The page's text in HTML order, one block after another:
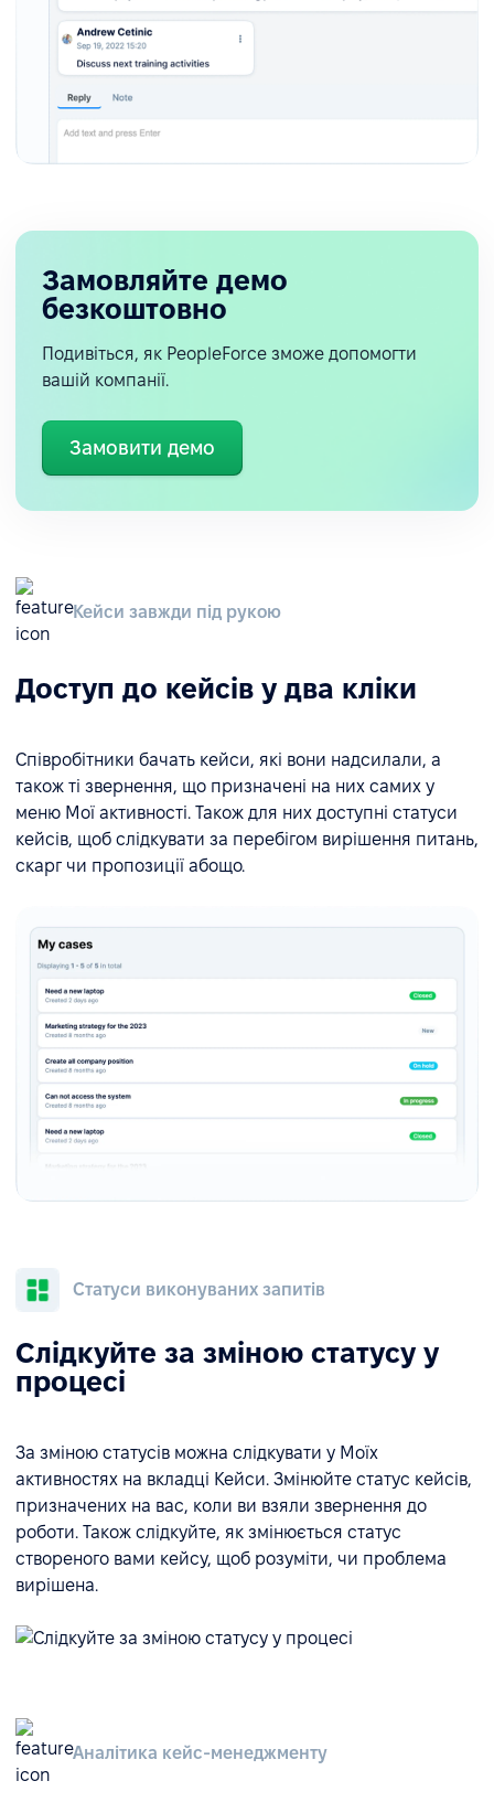
Замовляйте демо
безкоштовно
Подивіться, як PeopleForce зможе допомогти
вашій компанії.
Замовити демо
Кейси завжди під рукою
Доступ до кейсів у два кліки
Співробітники бачать кейси, які вони надсилали, а
також ті звернення, що призначені на них самих у
меню Мої активності. Також для них доступні статуси
кейсів, щоб слідкувати за перебігом вирішення питань,
скарг чи пропозиції абощо.
Статуси виконуваних запитів
Слідкуйте за зміною статусу у
процесі
За зміною статусів можна слідкувати у Моїх
активностях на вкладці Кейси. Змінюйте статус кейсів,
призначених на вас, коли ви взяли звернення до
роботи. Також слідкуйте, як змінюється статус
створеного вами кейсу, щоб розуміти, чи проблема
вирішена.
Аналітика кейс-менеджменту